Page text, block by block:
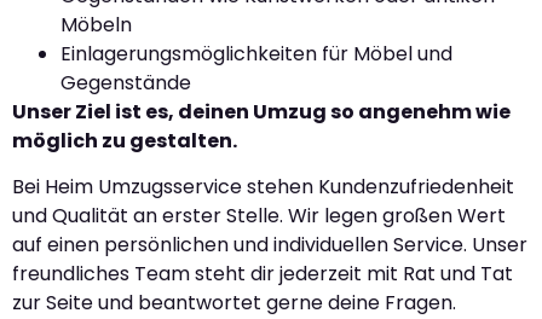
Möbeln
Einlagerungsmöglichkeiten für Möbel und
Gegenstände
Unser Ziel ist es, deinen Umzug so angenehm wie
möglich zu gestalten.
Bei Heim Umzugsservice stehen Kundenzufriedenheit
und Qualität an erster Stelle. Wir legen großen Wert
auf einen persönlichen und individuellen Service. Unser
freundliches Team steht dir jederzeit mit Rat und Tat
zur Seite und beantwortet gerne deine Fragen.